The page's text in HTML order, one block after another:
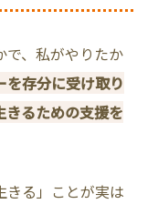
で、私がやりたか
を存分に受け取り
きるための支援を
きる」ことが実は